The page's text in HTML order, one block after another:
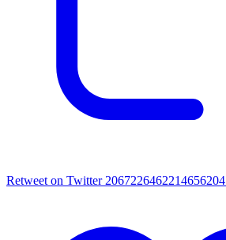
Retweet on Twitter 2067226462214656204